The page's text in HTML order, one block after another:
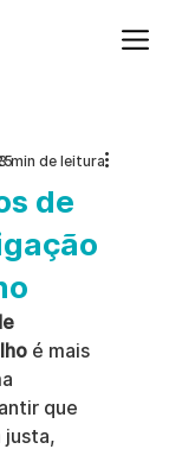
de
min de leitura
é mais
que
justa,